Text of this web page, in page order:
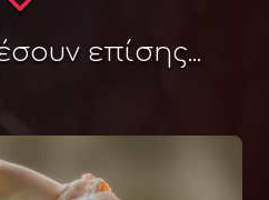
επίσης...